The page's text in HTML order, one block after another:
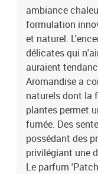
géranium. Les encens
solvant, sans
Assemblage
bienfaisants, à
Tube de 30 bâtonnets
fin d'année aux
et de résine d'encens.
ambiance
formulation
et naturel.
délicates qui
auraient
Aromandise a
naturels dont la
plantes permet
fumée. Des
possédant des
privilégiant une
Le parfum